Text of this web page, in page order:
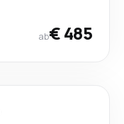
ab€ 485